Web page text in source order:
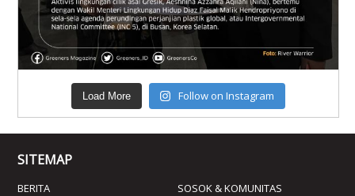
Load More Follow on Instagram
SITEMAP
BERITA
SOSOK & KOMUNITAS